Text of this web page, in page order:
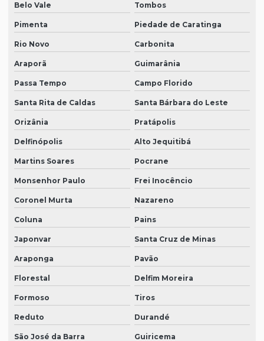
Belo Vale Tombos
Pimenta Piedade de Caratinga
Rio Novo Carbonita
Araporã Guimarânia
Passa Tempo Campo Florido
Santa Rita de Caldas Santa Bárbara do Leste
Orizânia Pratápolis
Delfinópolis Alto Jequitibá
Martins Soares Pocrane
Monsenhor Paulo Frei Inocêncio
Coronel Murta Nazareno
Coluna Pains
Japonvar Santa Cruz de Minas
Araponga Pavão
Florestal Delfim Moreira
Formoso Tiros
Reduto Durandé
São José da Barra Guiricema